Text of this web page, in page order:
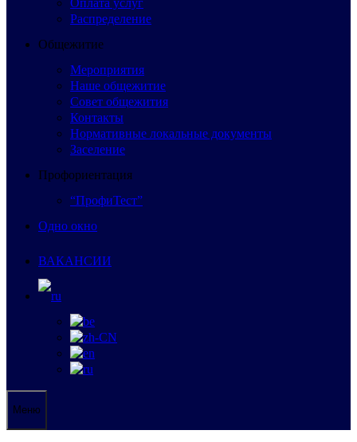
Оплата услуг
Распределение
Общежитие
Мероприятия
Наше общежитие
Совет общежития
Контакты
Нормативные локальные документы
Заселение
Профориентация
“ПрофиТест”
Одно окно
ВАКАНСИИ
Меню